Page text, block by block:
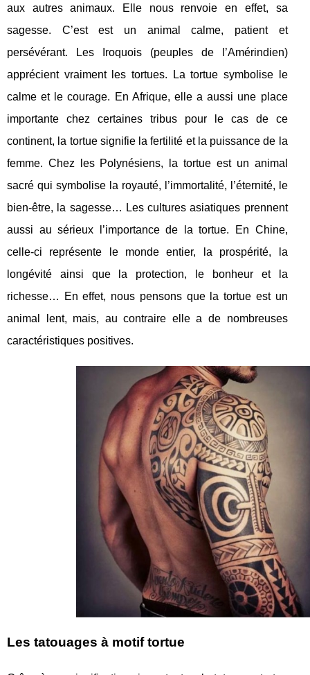
aux autres animaux. Elle nous renvoie en effet, sa
sagesse. C’est est un animal calme, patient et
persévérant. Les Iroquois (peuples de l’Amérindien)
apprécient vraiment les tortues. La tortue symbolise le
calme et le courage. En Afrique, elle a aussi une place
importante chez certaines tribus pour le cas de ce
continent, la tortue signifie la fertilité et la puissance de la
femme. Chez les Polynésiens, la tortue est un animal
sacré qui symbolise la royauté, l’immortalité, l’éternité, le
bien-être, la sagesse… Les cultures asiatiques prennent
aussi au sérieux l’importance de la tortue. En Chine,
celle-ci représente le monde entier, la prospérité, la
longévité ainsi que la protection, le bonheur et la
richesse… En effet, nous pensons que la tortue est un
animal lent, mais, au contraire elle a de nombreuses
caractéristiques positives.
Les tatouages à motif tortue